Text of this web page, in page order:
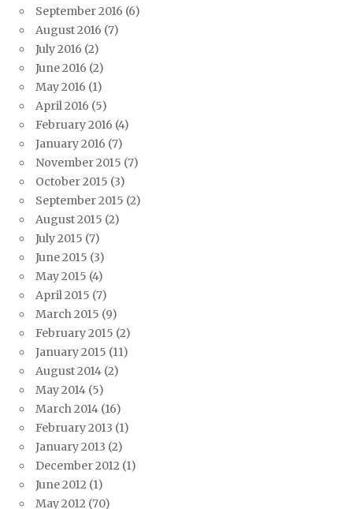
September 2016 (6)
August 2016 (7)
July 2016 (2)
June 2016 (2)
May 2016 (1)
April 2016 (5)
February 2016 (4)
January 2016 (7)
November 2015 (7)
October 2015 (3)
September 2015 (2)
August 2015 (2)
July 2015 (7)
June 2015 (3)
May 2015 (4)
April 2015 (7)
March 2015 (9)
February 2015 (2)
January 2015 (11)
August 2014 (2)
May 2014 (5)
March 2014 (16)
February 2013 (1)
January 2013 (2)
December 2012 (1)
June 2012 (1)
May 2012 (70)